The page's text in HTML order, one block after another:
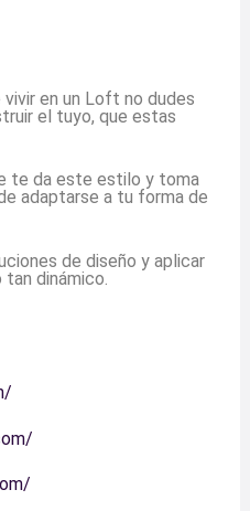
en un Loft no dudes
el tuyo, que estas
te da este estilo y toma
adaptarse a tu forma de
de diseño y aplicar
dinámico.